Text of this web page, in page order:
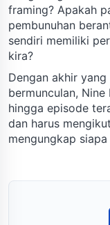
framing? Apakah
pembunuhan
sendiri memiliki
kira?
Dengan akhir
bermunculan,
hingga episode
dan harus
mengungkap